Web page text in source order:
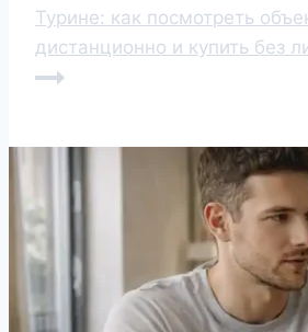
Турине: как посмотреть
дистанционно и купить без